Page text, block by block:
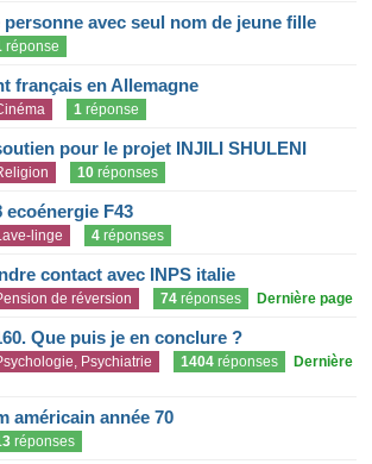
personne avec seul nom de jeune fille
réponse
français en Allemagne
1 réponse
pour le projet INJILI SHULENI
10 réponses
F43
linge 4 réponses
contact avec INPS italie
de réversion 74 réponses Dernière page
Que puis je en conclure ?
Psychiatrie 1404 réponses
Dernière
américain année 70
réponses